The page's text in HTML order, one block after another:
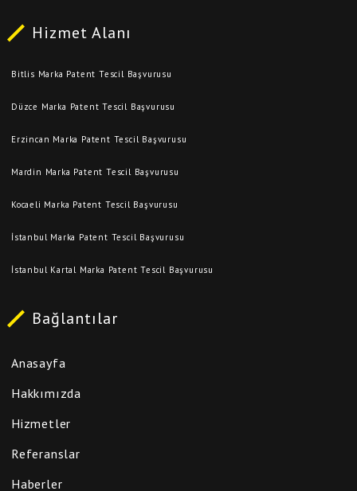
Hizmet Alanı
Bitlis Marka Patent Tescil Başvurusu
Düzce Marka Patent Tescil Başvurusu
Erzincan Marka Patent Tescil Başvurusu
Mardin Marka Patent Tescil Başvurusu
Kocaeli Marka Patent Tescil Başvurusu
İstanbul Marka Patent Tescil Başvurusu
İstanbul Kartal Marka Patent Tescil Başvurusu
Bağlantılar
Anasayfa
Hakkımızda
Hizmetler
Referanslar
Haberler